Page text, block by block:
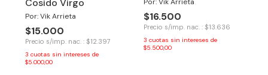
Cosido Virgo
Por: Vik Arrieta
$15.000
Precio s/imp. nac. : $12.397
3 cuotas sin intereses de
$5.000,00
$16.500
Precio s/imp. nac. : $13.636
3 cuotas sin intereses de
$5.500,00